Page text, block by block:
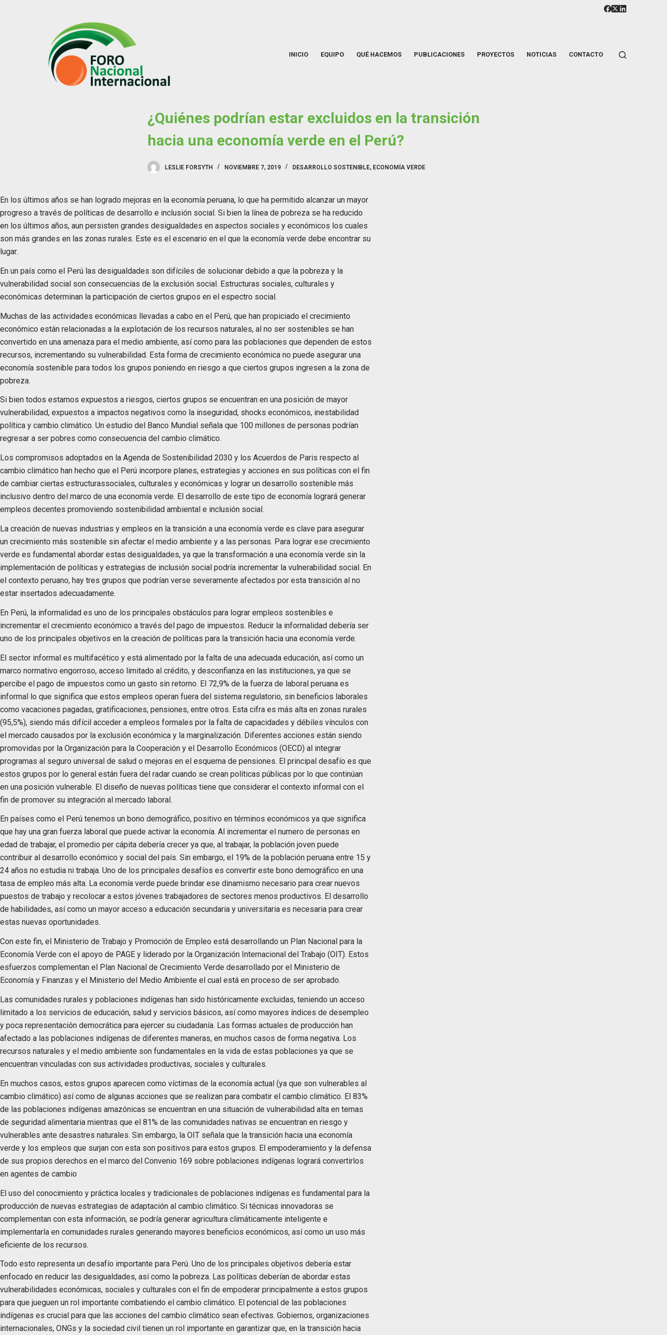
INICIO EQUIPO QUÉ HACEMOS PUBLICACIONES PROYECTOS NOTICIAS CONTACTO
¿Quiénes podrían estar excluidos en la transición
hacia una economía verde en el Perú?
LESLIE FORSYTH NOVIEMBRE 7, 2019 DESARROLLO SOSTENIBLE, ECONOMÍA VERDE
En los últimos años se han logrado mejoras en la economía peruana, lo que ha permitido alcanzar un mayor
progreso a través de políticas de desarrollo e inclusión social. Si bien la línea de pobreza se ha reducido
en los últimos años, aun persisten grandes desigualdades en aspectos sociales y económicos los cuales
son más grandes en las zonas rurales. Este es el escenario en el que la economía verde debe encontrar su
lugar.
En un país como el Perú las desigualdades son difíciles de solucionar debido a que la pobreza y la
vulnerabilidad social son consecuencias de la exclusión social. Estructuras sociales, culturales y
económicas determinan la participación de ciertos grupos en el espectro social.
Muchas de las actividades económicas llevadas a cabo en el Perú, que han propiciado el crecimiento
económico están relacionadas a la explotación de los recursos naturales, al no ser sostenibles se han
convertido en una amenaza para el medio ambiente, así como para las poblaciones que dependen de estos
recursos, incrementando su vulnerabilidad. Esta forma de crecimiento económica no puede asegurar una
economía sostenible para todos los grupos poniendo en riesgo a que ciertos grupos ingresen a la zona de
pobreza.
Si bien todos estamos expuestos a riesgos, ciertos grupos se encuentran en una posición de mayor
vulnerabilidad, expuestos a impactos negativos como la inseguridad, shocks económicos, inestabilidad
política y cambio climático. Un estudio del Banco Mundial señala que 100 millones de personas podrían
regresar a ser pobres como consecuencia del cambio climático.
Los compromisos adoptados en la Agenda de Sostenibilidad 2030 y los Acuerdos de Paris respecto al
cambio climático han hecho que el Perú incorpore planes, estrategias y acciones en sus políticas con el fin
de cambiar ciertas estructurassociales, culturales y económicas y lograr un desarrollo sostenible más
inclusivo dentro del marco de una economía verde. El desarrollo de este tipo de economía logrará generar
empleos decentes promoviendo sostenibilidad ambiental e inclusión social.
La creación de nuevas industrias y empleos en la transición a una economía verde es clave para asegurar
un crecimiento más sostenible sin afectar el medio ambiente y a las personas. Para lograr ese crecimiento
verde es fundamental abordar estas desigualdades, ya que la transformación a una economía verde sin la
implementación de políticas y estrategias de inclusión social podría incrementar la vulnerabilidad social. En
el contexto peruano, hay tres grupos que podrían verse severamente afectados por esta transición al no
estar insertados adecuadamente.
En Perú, la informalidad es uno de los principales obstáculos para lograr empleos sostenibles e
incrementar el crecimiento económico a través del pago de impuestos. Reducir la informalidad debería ser
uno de los principales objetivos en la creación de políticas para la transición hacia una economía verde.
El sector informal es multifacético y está alimentado por la falta de una adecuada educación, así como un
marco normativo engorroso, acceso limitado al crédito, y desconfianza en las instituciones, ya que se
percibe el pago de impuestos como un gasto sin retorno. El 72,9% de la fuerza de laboral peruana es
informal lo que significa que estos empleos operan fuera del sistema regulatorio, sin beneficios laborales
como vacaciones pagadas, gratificaciones, pensiones, entre otros. Esta cifra es más alta en zonas rurales
(95,5%), siendo más difícil acceder a empleos formales por la falta de capacidades y débiles vínculos con
el mercado causados por la exclusión económica y la marginalización. Diferentes acciones están siendo
promovidas por la Organización para la Cooperación y el Desarrollo Económicos (OECD) al integrar
programas al seguro universal de salud o mejoras en el esquema de pensiones. El principal desafío es que
estos grupos por lo general están fuera del radar cuando se crean políticas públicas por lo que continúan
en una posición vulnerable. El diseño de nuevas políticas tiene que considerar el contexto informal con el
fin de promover su integración al mercado laboral.
En países como el Perú tenemos un bono demográfico, positivo en términos económicos ya que significa
que hay una gran fuerza laboral que puede activar la economía. Al incrementar el numero de personas en
edad de trabajar, el promedio per cápita debería crecer ya que, al trabajar, la población joven puede
contribuir al desarrollo económico y social del país. Sin embargo, el 19% de la población peruana entre 15 y
24 años no estudia ni trabaja. Uno de los principales desafíos es convertir este bono demográfico en una
tasa de empleo más alta. La economía verde puede brindar ese dinamismo necesario para crear nuevos
puestos de trabajo y recolocar a estos jóvenes trabajadores de sectores menos productivos. El desarrollo
de habilidades, así como un mayor acceso a educación secundaria y universitaria es necesaria para crear
estas nuevas oportunidades.
Con este fin, el Ministerio de Trabajo y Promoción de Empleo está desarrollando un Plan Nacional para la
Economía Verde con el apoyo de PAGE y liderado por la Organización Internacional del Trabajo (OIT). Estos
esfuerzos complementan el Plan Nacional de Crecimiento Verde desarrollado por el Ministerio de
Economía y Finanzas y el Ministerio del Medio Ambiente el cual está en proceso de ser aprobado.
Las comunidades rurales y poblaciones indígenas han sido históricamente excluidas, teniendo un acceso
limitado a los servicios de educación, salud y servicios básicos, así como mayores índices de desempleo
y poca representación democrática para ejercer su ciudadanía. Las formas actuales de producción han
afectado a las poblaciones indígenas de diferentes maneras, en muchos casos de forma negativa. Los
recursos naturales y el medio ambiente son fundamentales en la vida de estas poblaciones ya que se
encuentran vinculadas con sus actividades productivas, sociales y culturales.
En muchos casos, estos grupos aparecen como víctimas de la economía actual (ya que son vulnerables al
cambio climático) así como de algunas acciones que se realizan para combatir el cambio climático. El 83%
de las poblaciones indígenas amazónicas se encuentran en una situación de vulnerabilidad alta en temas
de seguridad alimentaria mientras que el 81% de las comunidades nativas se encuentran en riesgo y
vulnerables ante desastres naturales. Sin embargo, la OIT señala que la transición hacia una economía
verde y los empleos que surjan con esta son positivos para estos grupos. El empoderamiento y la defensa
de sus propios derechos en el marco del Convenio 169 sobre poblaciones indígenas logrará convertirlos
en agentes de cambio
El uso del conocimiento y práctica locales y tradicionales de poblaciones indígenas es fundamental para la
producción de nuevas estrategias de adaptación al cambio climático. Si técnicas innovadoras se
complementan con esta información, se podría generar agricultura climáticamente inteligente e
implementarla en comunidades rurales generando mayores beneficios económicos, así como un uso más
eficiente de los recursos.
Todo esto representa un desafío importante para Perú. Uno de los principales objetivos debería estar
enfocado en reducir las desigualdades, así como la pobreza. Las políticas deberían de abordar estas
vulnerabilidades económicas, sociales y culturales con el fin de empoderar principalmente a estos grupos
para que jueguen un rol importante combatiendo el cambio climático. El potencial de las poblaciones
indígenas es crucial para que las acciones del cambio climático sean efectivas. Gobiernos, organizaciones
internacionales, ONGs y la sociedad civil tienen un rol importante en garantizar que, en la transición hacia